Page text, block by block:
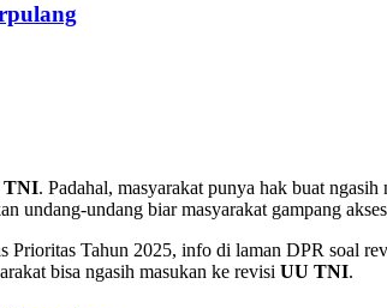
TNI. Padahal, masyarakat punya hak buat
undang-undang biar masyarakat gampang
Prioritas Tahun 2025, info di laman DPR soal
bisa ngasih masukan ke revisi UU TNI.